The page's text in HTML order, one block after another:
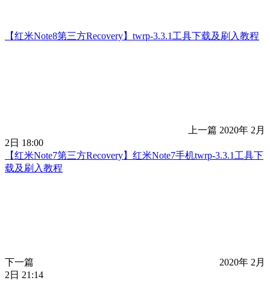
【红米Note8第三方Recovery】twrp-3.3.1工具下载及刷入教程
上一篇 2020年 2月
2日 18:00
【红米Note7第三方Recovery】红米Note7手机twrp-3.3.1工具下
载及刷入教程
下一篇
2020年 2月
2日 21:14